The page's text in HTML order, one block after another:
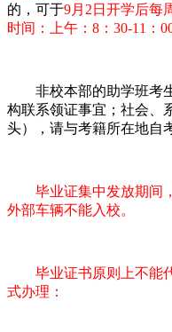
的，可于9月2日开学后每
时间：上午：8：30-11：
非校本部的助学班考生
构联系领证事宜；社会、
头），请与考籍所在地自
毕业证集中发放期间
外部车辆不能入校。
毕业证书原则上不能
式办理：